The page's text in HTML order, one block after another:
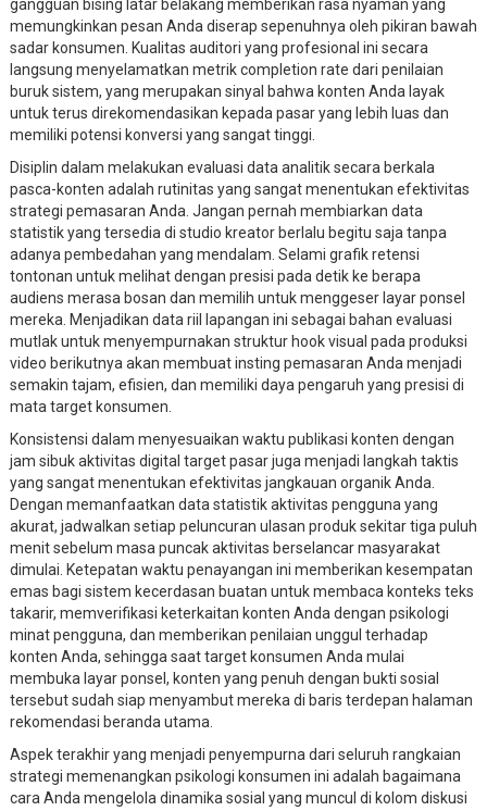
gangguan bising latar belakang memberikan rasa nyaman yang
memungkinkan pesan Anda diserap sepenuhnya oleh pikiran bawah
sadar konsumen. Kualitas auditori yang profesional ini secara
langsung menyelamatkan metrik completion rate dari penilaian
buruk sistem, yang merupakan sinyal bahwa konten Anda layak
untuk terus direkomendasikan kepada pasar yang lebih luas dan
memiliki potensi konversi yang sangat tinggi.
Disiplin dalam melakukan evaluasi data analitik secara berkala
pasca-konten adalah rutinitas yang sangat menentukan efektivitas
strategi pemasaran Anda. Jangan pernah membiarkan data
statistik yang tersedia di studio kreator berlalu begitu saja tanpa
adanya pembedahan yang mendalam. Selami grafik retensi
tontonan untuk melihat dengan presisi pada detik ke berapa
audiens merasa bosan dan memilih untuk menggeser layar ponsel
mereka. Menjadikan data riil lapangan ini sebagai bahan evaluasi
mutlak untuk menyempurnakan struktur hook visual pada produksi
video berikutnya akan membuat insting pemasaran Anda menjadi
semakin tajam, efisien, dan memiliki daya pengaruh yang presisi di
mata target konsumen.
Konsistensi dalam menyesuaikan waktu publikasi konten dengan
jam sibuk aktivitas digital target pasar juga menjadi langkah taktis
yang sangat menentukan efektivitas jangkauan organik Anda.
Dengan memanfaatkan data statistik aktivitas pengguna yang
akurat, jadwalkan setiap peluncuran ulasan produk sekitar tiga puluh
menit sebelum masa puncak aktivitas berselancar masyarakat
dimulai. Ketepatan waktu penayangan ini memberikan kesempatan
emas bagi sistem kecerdasan buatan untuk membaca konteks teks
takarir, memverifikasi keterkaitan konten Anda dengan psikologi
minat pengguna, dan memberikan penilaian unggul terhadap
konten Anda, sehingga saat target konsumen Anda mulai
membuka layar ponsel, konten yang penuh dengan bukti sosial
tersebut sudah siap menyambut mereka di baris terdepan halaman
rekomendasi beranda utama.
Aspek terakhir yang menjadi penyempurna dari seluruh rangkaian
strategi memenangkan psikologi konsumen ini adalah bagaimana
cara Anda mengelola dinamika sosial yang muncul di kolom diskusi